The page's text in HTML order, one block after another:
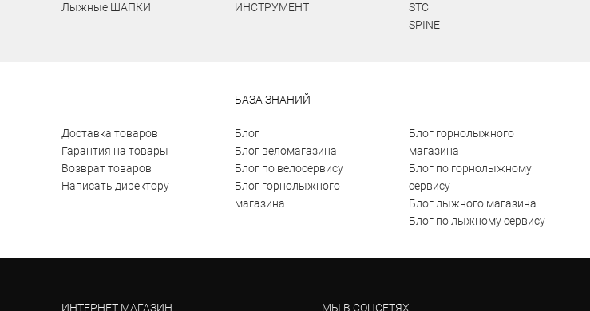
Лыжные ШАПКИ
ИНСТРУМЕНТ
STC
SPINE
Доставка товаров
Гарантия на товары
Возврат товаров
Написать директору
БАЗА ЗНАНИЙ
Блог
Блог веломагазина
Блог по велосервису
Блог горнолыжного
магазина
Блог горнолыжного
магазина
Блог по горнолыжному
сервису
Блог лыжного магазина
Блог по лыжному сервису
ИНТЕРНЕТ МАГАЗИН МЫ В СОЦСЕТЯХ